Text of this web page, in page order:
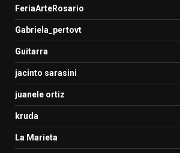
FeriaArteRosario
Gabriela_pertovt
Guitarra
jacinto sarasini
juanele ortiz
kruda
La Marieta